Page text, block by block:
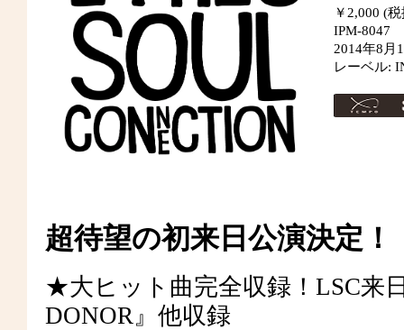
￥2,000 (
IPM-8047
2014年8月
レーベル:
超待望の初来日公演決定
★大ヒット曲完全収録！LSC来
DONOR』他収録